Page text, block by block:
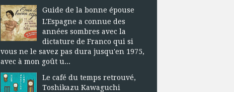
Guide de la bonne épouse
L'Espagne a connue des
années sombres avec la
dictature de Franco qui si
vous ne le savez pas dura jusqu'en 1975,
avec à mon goût u...
Le café du temps retrouvé,
Toshikazu Kawaguchi